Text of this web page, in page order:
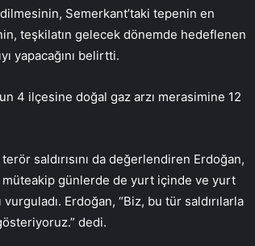
Semerkant’taki tepenin en
teşkilatın gelecek dönemde hedeflenen
yapacağını belirtti.
4 ilçesine doğal gaz arzı merasimine 12
saldırısını da değerlendiren Erdoğan,
müteakip günlerde de yurt içinde ve yurt
vurguladı. Erdoğan, “Biz, bu tür saldırılarla
dedi.